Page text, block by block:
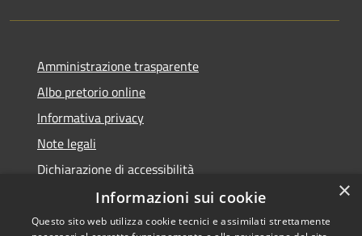
Amministrazione trasparente
Albo pretorio online
Informativa privacy
Note legali
Dichiarazione di accessibilità
×
Informazioni sui cookie
Questo sito web utilizza cookie tecnici e assimilati strettamente